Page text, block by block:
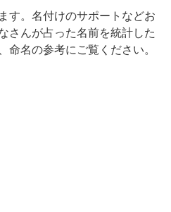
す。名付けのサポートなどお
さんが占った名前を統計した
命名の参考にご覧ください。